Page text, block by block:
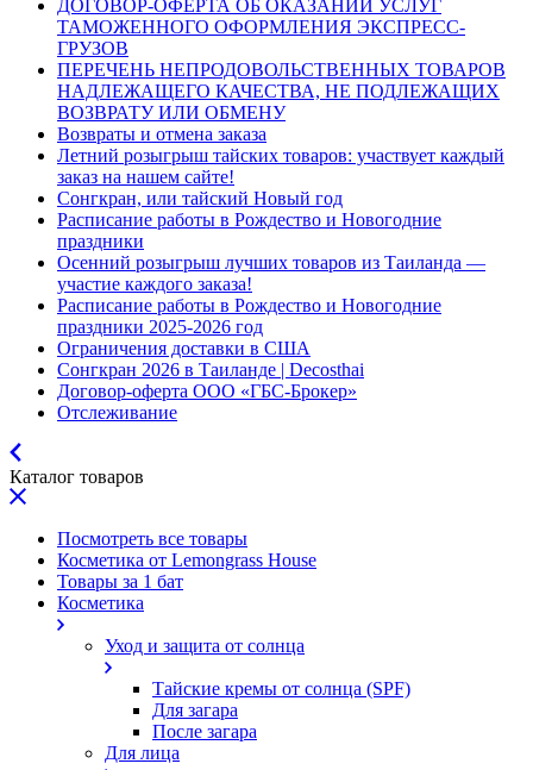
ДОГОВОР-ОФЕРТА ОБ ОКАЗАНИИ УСЛУГ
ТАМОЖЕННОГО ОФОРМЛЕНИЯ ЭКСПРЕСС-
ГРУЗОВ
ПЕРЕЧЕНЬ НЕПРОДОВОЛЬСТВЕННЫХ ТОВАРОВ
НАДЛЕЖАЩЕГО КАЧЕСТВА, НЕ ПОДЛЕЖАЩИХ
ВОЗВРАТУ ИЛИ ОБМЕНУ
Возвраты и отмена заказа
Летний розыгрыш тайских товаров: участвует каждый
заказ на нашем сайте!
Сонгкран, или тайский Новый год
Расписание работы в Рождество и Новогодние
праздники
Осенний розыгрыш лучших товаров из Таиланда —
участие каждого заказа!
Расписание работы в Рождество и Новогодние
праздники 2025-2026 год
Ограничения доставки в США
Сонгкран 2026 в Таиланде | Decosthai
Договор-оферта ООО «ГБС-Брокер»
Отслеживание
Каталог товаров
Посмотреть все товары
Косметика от Lemongrass House
Товары за 1 бат
Косметика
Уход и защита от солнца
Тайские кремы от солнца (SPF)
Для загара
После загара
Для лица